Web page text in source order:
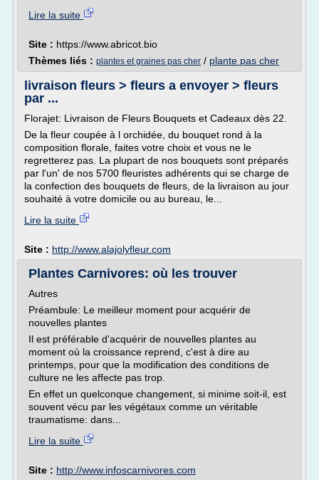
Lire la suite
Site : https://www.abricot.bio
Thèmes liés : plantes et graines pas cher / plante pas cher
livraison fleurs > fleurs a envoyer > fleurs
par ...
Florajet: Livraison de Fleurs Bouquets et Cadeaux dès 22.
De la fleur coupée à l orchidée, du bouquet rond à la
composition florale, faites votre choix et vous ne le
regretterez pas. La plupart de nos bouquets sont préparés
par l'un' de nos 5700 fleuristes adhérents qui se charge de
la confection des bouquets de fleurs, de la livraison au jour
souhaité à votre domicile ou au bureau, le...
Lire la suite
Site : http://www.alajolyfleur.com
Plantes Carnivores: où les trouver
Autres
Préambule: Le meilleur moment pour acquérir de
nouvelles plantes
Il est préférable d'acquérir de nouvelles plantes au
moment où la croissance reprend, c'est à dire au
printemps, pour que la modification des conditions de
culture ne les affecte pas trop.
En effet un quelconque changement, si minime soit-il, est
souvent vécu par les végétaux comme un véritable
traumatisme: dans...
Lire la suite
Site : http://www.infoscarnivores.com